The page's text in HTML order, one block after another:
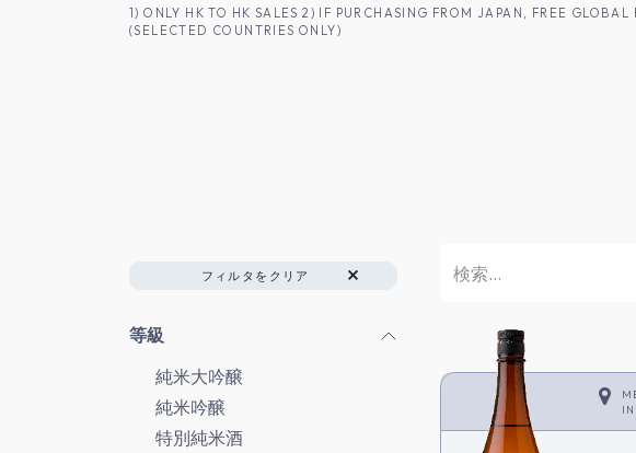
コンテンツへスキップ1) ONLY HK TO HK SALES 2) IF PURCHASING FROM JAPAN, FREE
(SELECTED COUNTRIES ONLY)
フィルタをクリア
等級
純米大吟醸
純米吟醸
特別純米酒
IN